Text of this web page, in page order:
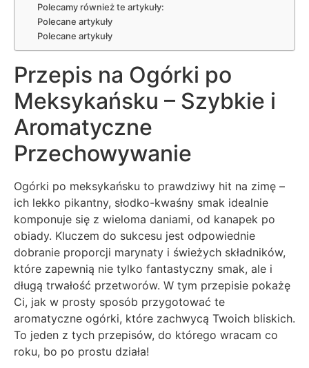
Polecamy również te artykuły:
Polecane artykuły
Polecane artykuły
Przepis na Ogórki po
Meksykańsku – Szybkie i
Aromatyczne
Przechowywanie
Ogórki po meksykańsku to prawdziwy hit na zimę –
ich lekko pikantny, słodko-kwaśny smak idealnie
komponuje się z wieloma daniami, od kanapek po
obiady. Kluczem do sukcesu jest odpowiednie
dobranie proporcji marynaty i świeżych składników,
które zapewnią nie tylko fantastyczny smak, ale i
długą trwałość przetworów. W tym przepisie pokażę
Ci, jak w prosty sposób przygotować te
aromatyczne ogórki, które zachwycą Twoich bliskich.
To jeden z tych przepisów, do którego wracam co
roku, bo po prostu działa!